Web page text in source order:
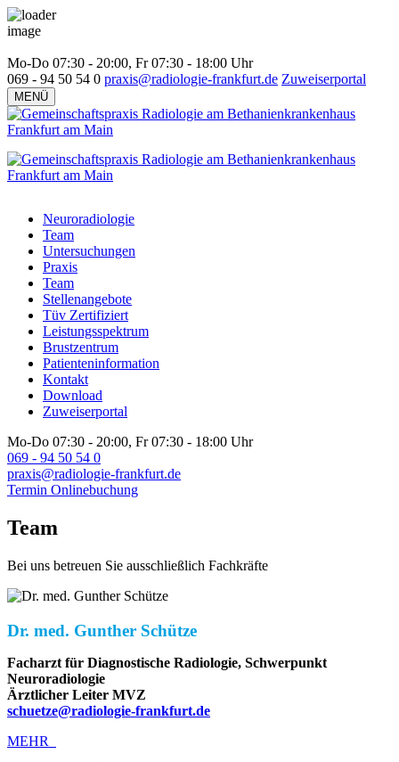
Mo-Do 07:30 - 20:00, Fr 07:30 - 18:00 Uhr
069 - 94 50 54 0 praxis@radiologie-frankfurt.de Zuweiserportal
MENÜ
Neuroradiologie
Team
Untersuchungen
Praxis
Team
Stellenangebote
Tüv Zertifiziert
Leistungsspektrum
Brustzentrum
Patienteninformation
Kontakt
Download
Zuweiserportal
Mo-Do 07:30 - 20:00, Fr 07:30 - 18:00 Uhr
069 - 94 50 54 0
praxis@radiologie-frankfurt.de
Termin Onlinebuchung
Team
Bei uns betreuen Sie ausschließlich Fachkräfte
Dr. med. Gunther Schütze
Facharzt für Diagnostische Radiologie, Schwerpunkt
Neuroradiologie
Ärztlicher Leiter MVZ
schuetze@radiologie-frankfurt.de
MEHR